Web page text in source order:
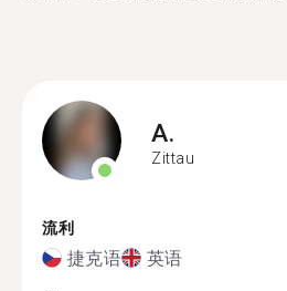
A.
Zittau
流利
捷克语 英语